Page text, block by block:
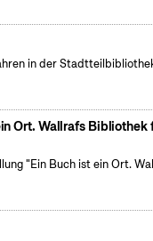
in der
Ort. Wallrafs Bibliothek
"Ein Buch ist ein Ort.